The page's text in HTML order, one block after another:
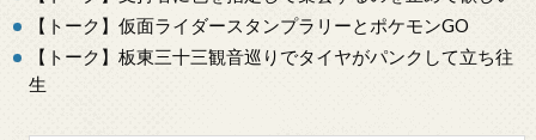
【トーク】仮面ライダースタンプラリーとポケモンGO
【トーク】板東三十三観音巡りでタイヤがパンクして立ち往
生